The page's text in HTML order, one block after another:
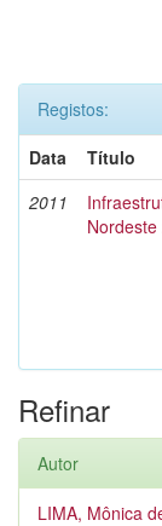
Registos:
Data
Título
2011
Nordeste
Refinar
Autor
LIMA, Mônica